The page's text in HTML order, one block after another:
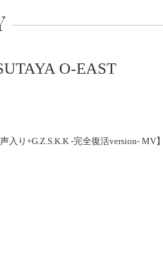
O-EAST
入り+G.Z.S.K.K -完全復活version- MV】